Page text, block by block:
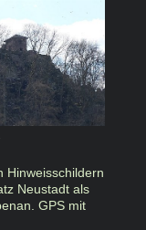
Hinweisschildern
Neustadt als
GPS mit